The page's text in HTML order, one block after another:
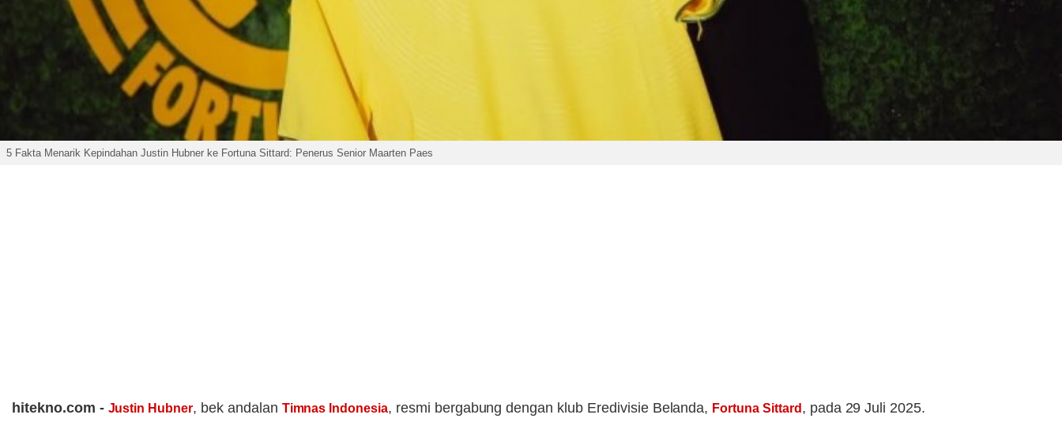
5 Fakta Menarik Kepindahan Justin Hubner ke Fortuna Sittard: Penerus Senior Maarten Paes
hitekno.com - Justin Hubner, bek andalan Timnas Indonesia, resmi bergabung dengan klub Eredivisie Belanda, Fortuna Sittard , pada 29 Juli 2025.